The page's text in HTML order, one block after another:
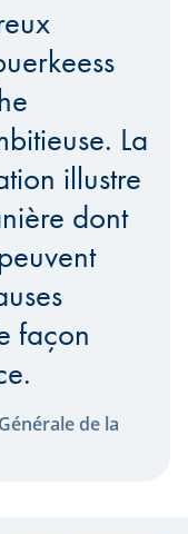
La
illustre
dont
façon
de la